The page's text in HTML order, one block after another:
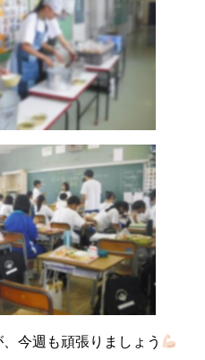
今週も頑張りましょう